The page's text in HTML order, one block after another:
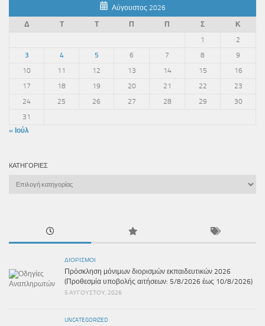
Αύγουστος 2026
Δ
Τ Τ Π Π Σ
Κ
1
2
3
4 5 6 7 8
9
10
11 12 13 14 15
16
17
18 19 20 21 22
23
24
25 26 27 28 29
30
31
« Ιούλ
KΑΤΗΓΟΡΊΕΣ
ΔΙΟΡΙΣΜΟΊ
Πρόσκληση μόνιμων διορισμών εκπαιδευτικών 2026
(Προθεσμία υποβολής αιτήσεων: 5/8/2026 έως 10/8/2026)
5 ΑΥΓΟΎΣΤΟΥ, 2026
UNCATEGORIZED